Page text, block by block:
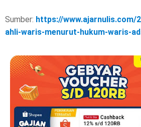
Sumber: https://www.ajarnulis.com/
ahli-waris-menurut-hukum-waris-